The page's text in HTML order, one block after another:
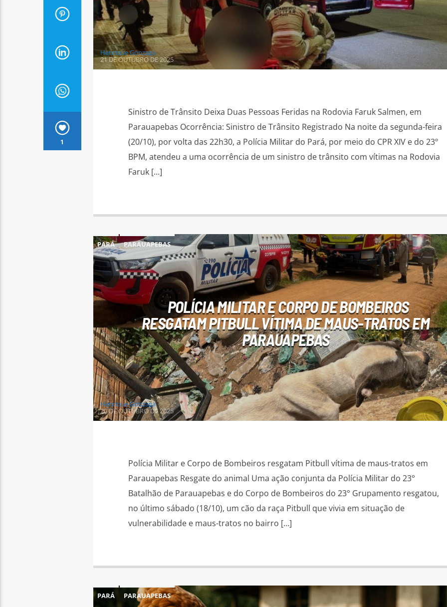
1
Henrique Gonzaga
21 DE OUTUBRO DE 2025
Sinistro de Trânsito Deixa Duas Pessoas Feridas na Rodovia Faruk Salmen, em
Parauapebas Ocorrência: Sinistro de Trânsito Registrado Na noite da segunda-feira
(20/10), por volta das 22h30, a Polícia Militar do Pará, por meio do CPR XIV e do 23º
BPM, atendeu a uma ocorrência de um sinistro de trânsito com vítimas na Rodovia
Faruk […]
PARÁ PARAUAPEBAS
POLÍCIA MILITAR E CORPO DE BOMBEIROS
RESGATAM PITBULL VÍTIMA DE MAUS-TRATOS EM
PARAUAPEBAS
Henrique Gonzaga
20 DE OUTUBRO DE 2025
Polícia Militar e Corpo de Bombeiros resgatam Pitbull vítima de maus-tratos em
Parauapebas Resgate do animal Uma ação conjunta da Polícia Militar do 23°
Batalhão de Parauapebas e do Corpo de Bombeiros do 23° Grupamento resgatou,
no último sábado (18/10), um cão da raça Pitbull que vivia em situação de
vulnerabilidade e maus-tratos no bairro […]
PARÁ PARAUAPEBAS